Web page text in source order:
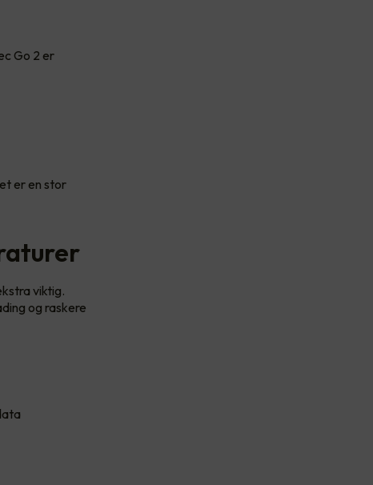
Go 2 er
er en stor
viktig.
og raskere